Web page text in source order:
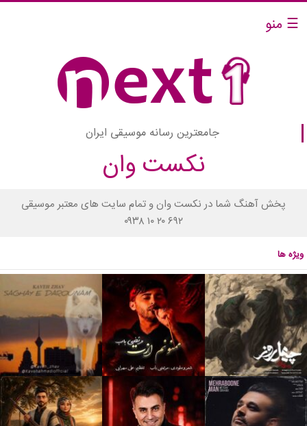
☰ منو
جامعترین رسانه موسیقی ایران
نکست وان
پخش آهنگ شما در نکست وان و تمام سایت های معتبر موسیقی
۰۹۳۸ ۱۰ ۲۰ ۶۹۲
ویژه ها